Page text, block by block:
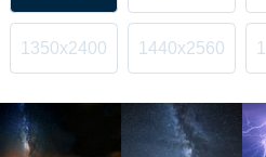
1350x2400 1440x2560